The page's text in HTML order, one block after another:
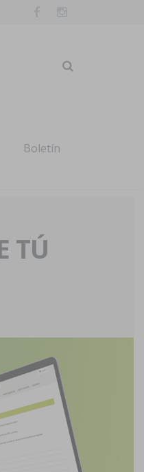
Boletín
TÚ